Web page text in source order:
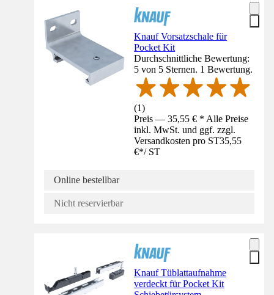
Knauf Vorsatzschale für
Pocket Kit
Durchschnittliche Bewertung:
5 von 5 Sternen. 1 Bewertung.
(1)
Preis — 35,55 € * Alle Preise
inkl. MwSt. und ggf. zzgl.
Versandkosten pro ST35,55
€*/ ST
Online bestellbar
Nicht reservierbar
Knauf Tüblattaufnahme
verdeckt für Pocket Kit